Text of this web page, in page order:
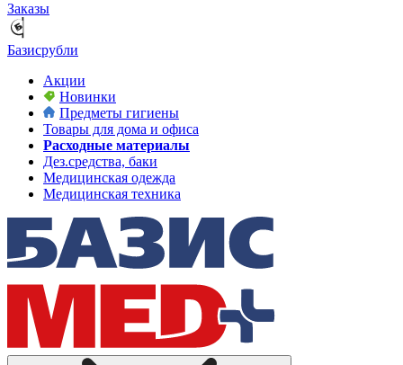
Заказы
Базисрубли
Акции
Новинки
Предметы гигиены
Товары для дома и офиса
Расходные материалы
Дез.средства, баки
Медицинская одежда
Медицинская техника